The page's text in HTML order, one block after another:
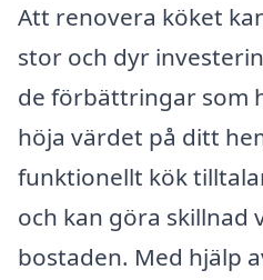
Att renovera köket
stor och dyr
de förbättringar som
höja värdet på ditt
funktionellt kök
och kan göra skillnad
bostaden. Med hjälp